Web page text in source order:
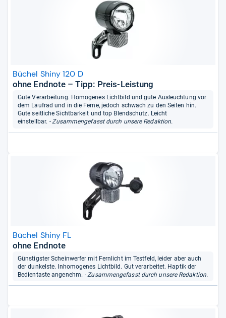
Büchel Shiny 120 D
ohne Endnote – Tipp: Preis-Leistung
Gute Verarbeitung. Homogenes Lichtbild und gute Ausleuchtung vor
dem Laufrad und in die Ferne, jedoch schwach zu den Seiten hin.
Gute seitliche Sichtbarkeit und top Blendschutz. Leicht
einstellbar. - Zusammengefasst durch unsere Redaktion.
Büchel Shiny FL
ohne Endnote
Günstigster Scheinwerfer mit Fernlicht im Testfeld, leider aber auch
der dunkelste. Inhomogenes Lichtbild. Gut verarbeitet. Haptik der
Bedientaste angenehm. - Zusammengefasst durch unsere Redaktion.